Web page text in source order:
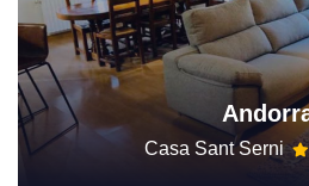
Casa Sant Serni